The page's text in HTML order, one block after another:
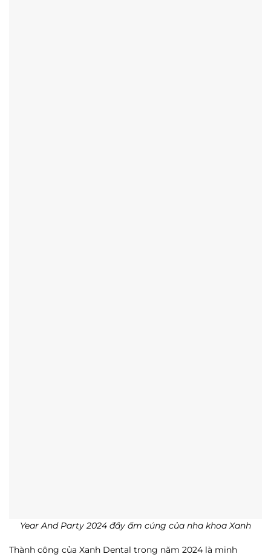
Year And Party 2024 đầy ấm cúng của nha khoa Xanh
Thành công của Xanh Dental trong năm 2024 là minh